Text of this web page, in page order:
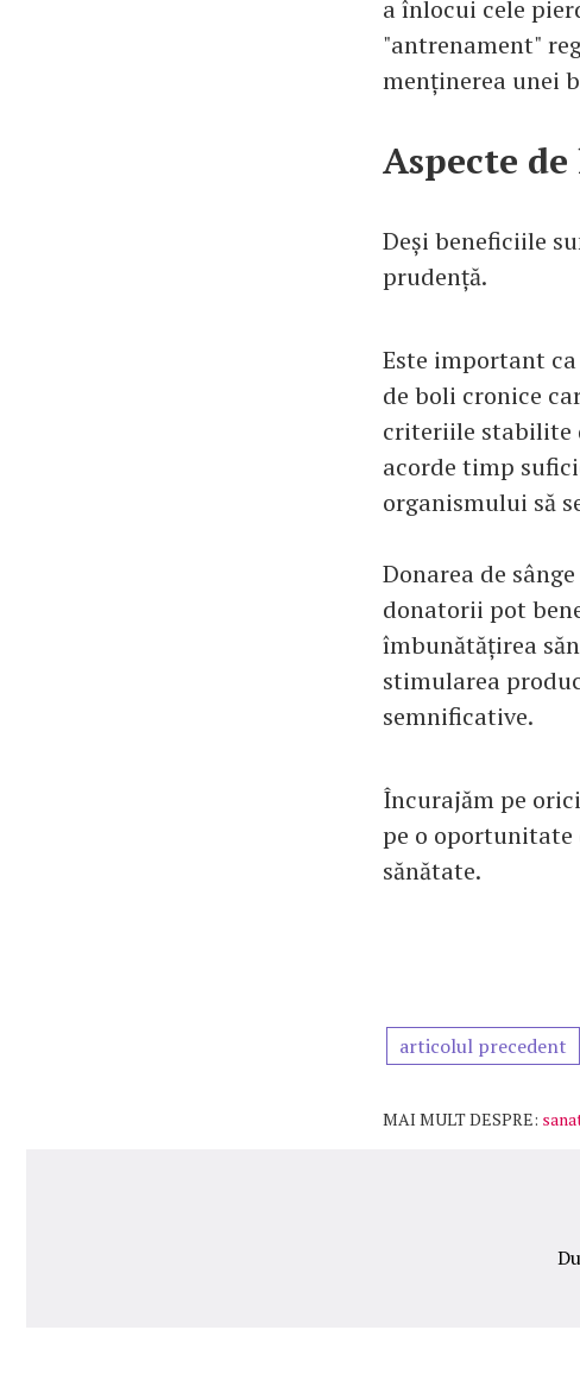
a înlocui cele
"antrenament"
menținerea unei
Aspecte
Deși beneficiile
prudență.
Este important
de boli cronice
criteriile stabilite
acorde timp
organismului să
Donarea de
donatorii pot
îmbunătățirea
stimularea
semnificative.
Încurajăm pe
pe o
sănătate.
articolul precedent
MAI MULT DESPRE: